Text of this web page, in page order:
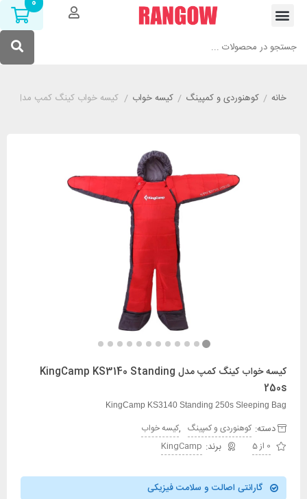
خانه/ کوهنوردی و کمپینگ/ کیسه خواب/ کیسه خواب کینگ کمپ مدل KingCamp KS3140 Standing 250s
کیسه خواب کینگ کمپ مدل KingCamp KS3140 Standing
250s
KingCamp KS3140 Standing 250s Sleeping Bag
دسته: کوهنوردی و کمپینگ
کیسه خواب
0 از 5
KingCamp
گارانتی اصالت و سلامت فیزیکی